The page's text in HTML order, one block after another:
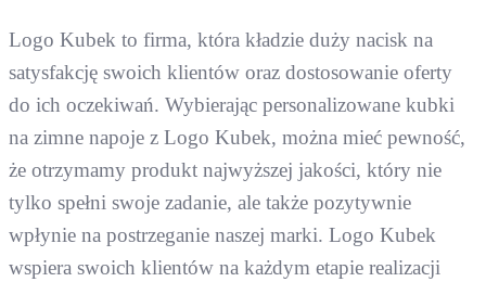
Logo Kubek to firma, która kładzie duży nacisk na
satysfakcję swoich klientów oraz dostosowanie oferty
do ich oczekiwań. Wybierając personalizowane kubki
na zimne napoje z Logo Kubek, można mieć pewność,
że otrzymamy produkt najwyższej jakości, który nie
tylko spełni swoje zadanie, ale także pozytywnie
wpłynie na postrzeganie naszej marki. Logo Kubek
wspiera swoich klientów na każdym etapie realizacji